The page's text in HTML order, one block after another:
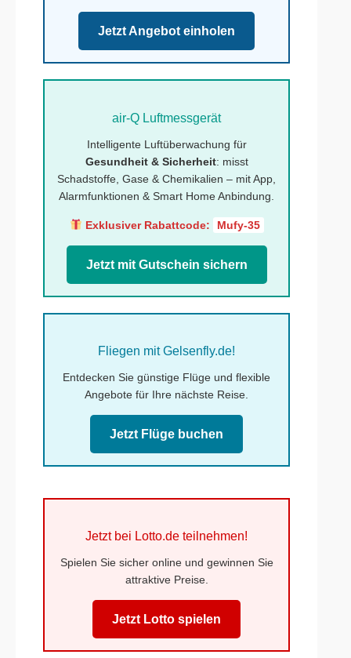
Jetzt Angebot einholen
air-Q Luftmessgerät
Intelligente Luftüberwachung für
Gesundheit & Sicherheit: misst
Schadstoffe, Gase & Chemikalien – mit App,
Alarmfunktionen & Smart Home Anbindung.
Exklusiver Rabattcode: Mufy-35
Jetzt mit Gutschein sichern
Fliegen mit Gelsenfly.de!
Entdecken Sie günstige Flüge und flexible
Angebote für Ihre nächste Reise.
Jetzt Flüge buchen
Jetzt bei Lotto.de teilnehmen!
Spielen Sie sicher online und gewinnen Sie
attraktive Preise.
Jetzt Lotto spielen